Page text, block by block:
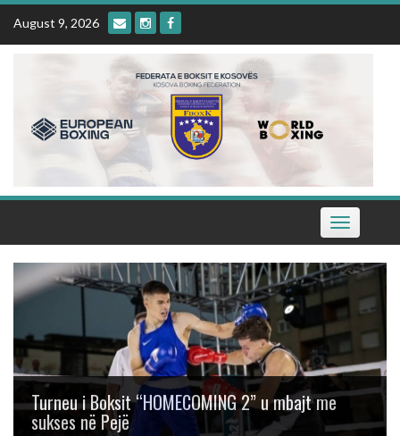
Skip
content
August 9, 2026
Toggle
navigation
Turneu i Boksit “HOMECOMING 2” u mbajt me
sukses në Pejë